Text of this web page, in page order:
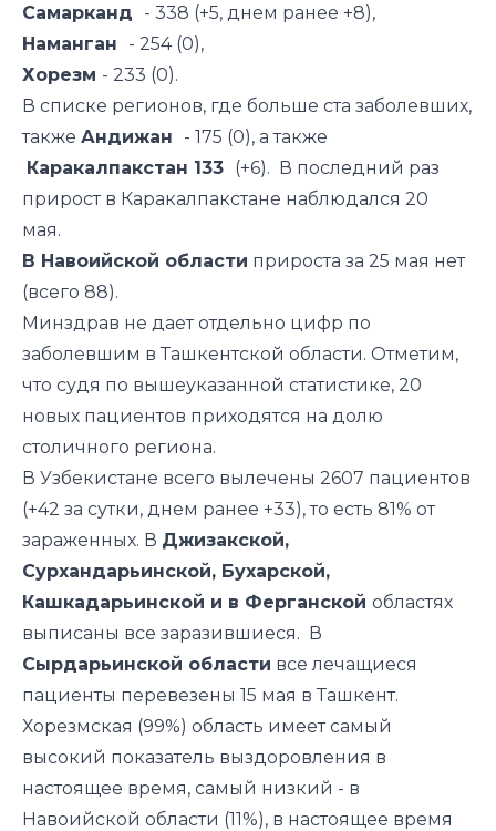
Самарканд - 338 (+5, днем ранее +8),
Наманган - 254 (0),
Хорезм - 233 (0).
В списке регионов, где больше ста заболевших,
также Андижан - 175 (0), а также
Каракалпакстан 133 (+6). В последний раз
прирост в Каракалпакстане наблюдался 20
мая.
В Навоийской области прироста за 25 мая нет
(всего 88).
Минздрав не дает отдельно цифр по
заболевшим в Ташкентской области. Отметим,
что судя по вышеуказанной статистике, 20
новых пациентов приходятся на долю
столичного региона.
В Узбекистане всего вылечены 2607 пациентов
(+42 за сутки, днем ранее +33), то есть 81% от
зараженных. В Джизакской,
Сурхандарьинской, Бухарской,
Кашкадарьинской и в Ферганской областях
выписаны все заразившиеся. В
Сырдарьинской области все лечащиеся
пациенты перевезены 15 мая в Ташкент.
Хорезмская (99%) область имеет самый
высокий показатель выздоровления в
настоящее время, самый низкий - в
Навоийской области (11%), в настоящее время